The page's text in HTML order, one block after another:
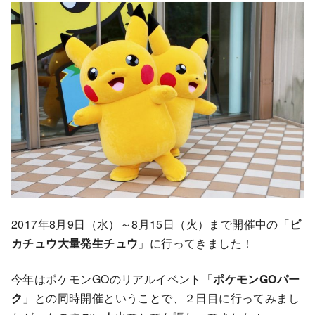
2017年8月9日（水）～8月15日（火）まで開催中の「ピ
カチュウ大量発生チュウ 」に行ってきました！
今年はポケモンGOのリアルイベント「ポケモンGOパー
ク 」との同時開催ということで、２日目に行ってみまし